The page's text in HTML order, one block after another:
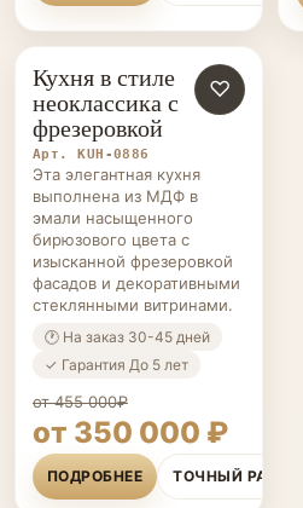
КУХНИ НА ЗАКАЗ ♡
Кухня в стиле
неоклассика с
фрезеровкой
Арт. KUH-0886
Эта элегантная кухня
выполнена из МДФ в
эмали насыщенного
бирюзового цвета с
изысканной фрезеровкой
фасадов и декоративными
стеклянными витринами.
🕐 На заказ 30-45 дней
✓ Гарантия До 5 лет
от 455 000₽
от 350 000 ₽
ПОДРОБНЕЕ ТОЧНЫЙ РАСЧЁТ